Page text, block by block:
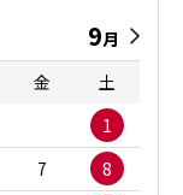
9月
金
土
1
7
8